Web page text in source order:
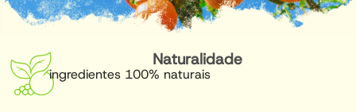
Naturalidade
ingredientes 100% naturais